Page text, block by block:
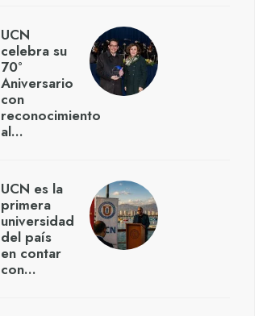
UCN
celebra su
70°
Aniversario
con
reconocimiento
al…
UCN es la
primera
universidad
del país
en contar
con…